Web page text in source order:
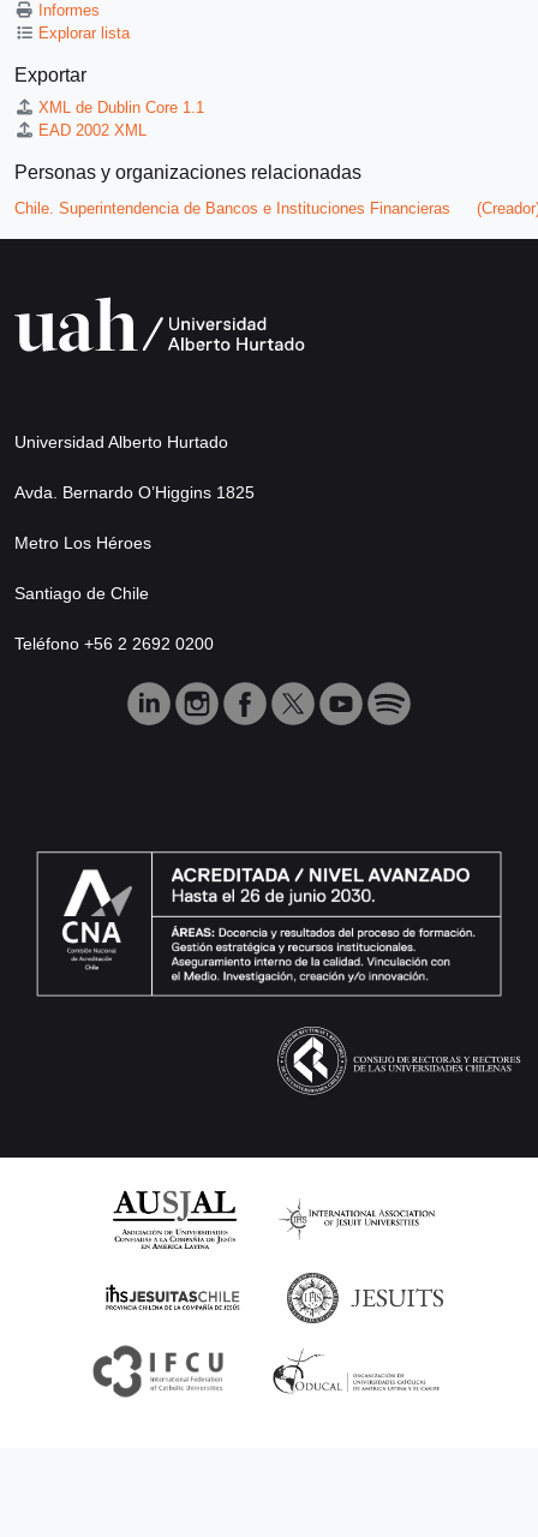
Informes
Explorar lista
Exportar
XML de Dublin Core 1.1
EAD 2002 XML
Personas y organizaciones relacionadas
Chile. Superintendencia de Bancos e Instituciones Financieras
Universidad Alberto Hurtado
Avda. Bernardo O’Higgins 1825
Metro Los Héroes
Santiago de Chile
Teléfono +56 2 2692 0200